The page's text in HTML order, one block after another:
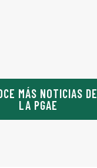
MÁS NOTICIAS DE
LA PGAE